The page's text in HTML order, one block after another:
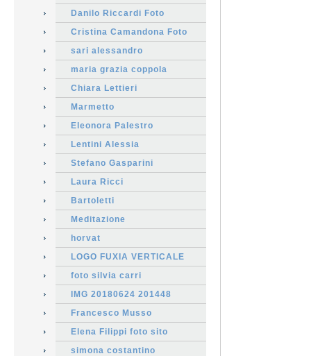
Danilo Riccardi Foto
Cristina Camandona Foto
sari alessandro
maria grazia coppola
Chiara Lettieri
Marmetto
Eleonora Palestro
Lentini Alessia
Stefano Gasparini
Laura Ricci
Bartoletti
Meditazione
horvat
LOGO FUXIA VERTICALE
foto silvia carri
IMG 20180624 201448
Francesco Musso
Elena Filippi foto sito
simona costantino